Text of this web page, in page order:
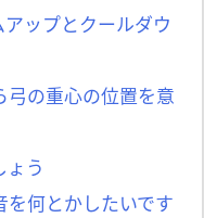
ップとクールダウ
の重心の位置を意
う
何とかしたいです